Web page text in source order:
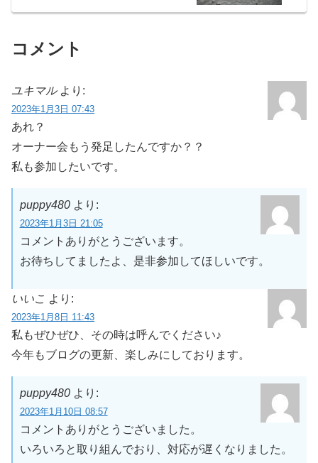
コメント
ユキマル より:
2023年1月3日 07:43
あれ？
オーナー会もう発足したんですか？？
私も参加したいです。
puppy480 より:
2023年1月3日 21:05
コメントありがとうございます。
お待ちしてましたよ、是非参加してほしいです。
いいこ より:
2023年1月8日 11:43
私もぜひぜひ、その時は呼んでください♪
今年もブログの更新、楽しみにしております。
puppy480 より:
2023年1月10日 08:57
コメントありがとうございました。
いろいろと取り組んでおり、対応が遅くなりました。